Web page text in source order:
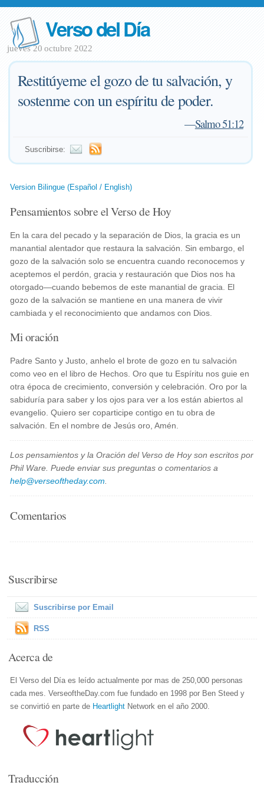
Verso del Día
jueves 20 octubre 2022
Restitúyeme el gozo de tu salvación, y
sostenme con un espíritu de poder.
—Salmo 51:12
Suscribirse:
Version Bilingue (Español / English)
Pensamientos sobre el Verso de Hoy
En la cara del pecado y la separación de Dios, la gracia es un
manantial alentador que restaura la salvación. Sin embargo, el
gozo de la salvación solo se encuentra cuando reconocemos y
aceptemos el perdón, gracia y restauración que Dios nos ha
otorgado—cuando bebemos de este manantial de gracia. El
gozo de la salvación se mantiene en una manera de vivir
cambiada y el reconocimiento que andamos con Dios.
Mi oración
Padre Santo y Justo, anhelo el brote de gozo en tu salvación
como veo en el libro de Hechos. Oro que tu Espíritu nos guie en
otra época de crecimiento, conversión y celebración. Oro por la
sabiduría para saber y los ojos para ver a los están abiertos al
evangelio. Quiero ser coparticipe contigo en tu obra de
salvación. En el nombre de Jesús oro, Amén.
Los pensamientos y la Oración del Verso de Hoy son escritos por
Phil Ware. Puede enviar sus preguntas o comentarios a
help@verseoftheday.com
Comentarios
Suscribirse
Suscribirse por Email
RSS
Acerca de
El Verso del Día es leído actualmente por mas de 250,000 personas
cada mes. VerseoftheDay.com fue fundado en 1998 por Ben Steed y
se convirtió en parte de Heartlight Network en el año 2000.
Traducción